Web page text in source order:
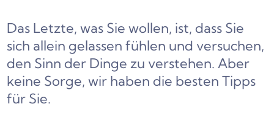
Das Letzte, was Sie wollen, ist, dass Sie
sich allein gelassen fühlen und versuchen,
den Sinn der Dinge zu verstehen. Aber
keine Sorge, wir haben die besten Tipps
für Sie.